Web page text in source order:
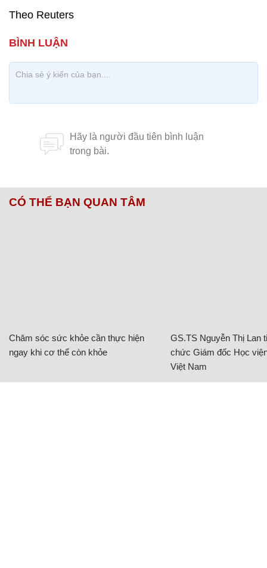
Theo Reuters
CÓ THỂ BẠN QUAN TÂM
Chăm sóc sức khỏe cần thực hiện
ngay khi cơ thể còn khỏe
GS.TS Nguyễn Thị Lan
chức Giám đốc Học
Việt Nam